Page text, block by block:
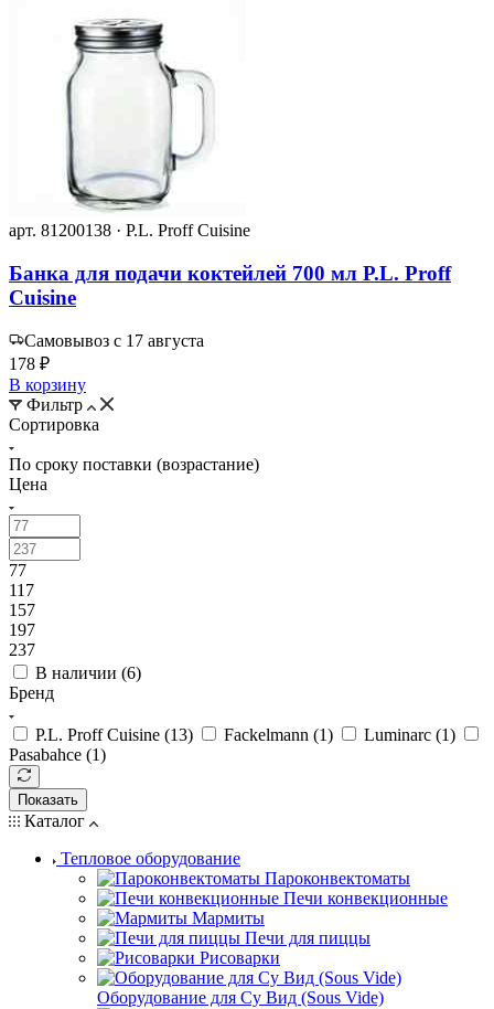
арт. 81200138 · P.L. Proff Cuisine
Банка для подачи коктейлей 700 мл P.L. Proff
Cuisine
Самовывоз с 17 августа
178 ₽
В корзину
Фильтр
Сортировка
По сроку поставки (возрастание)
Цена
77
117
157
197
237
В наличии (6)
Бренд
P.L. Proff Cuisine (13) Fackelmann (1) Luminarc (1)
Pasabahce (1)
Показать
Каталог
Тепловое оборудование
Пароконвектоматы
Печи конвекционные
Мармиты
Печи для пиццы
Рисоварки
Оборудование для Су Вид (Sous Vide)